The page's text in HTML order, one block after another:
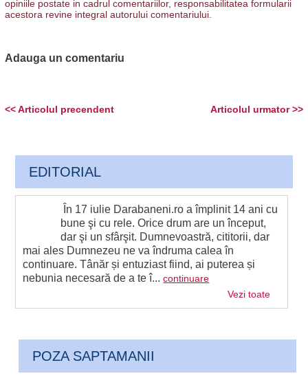
opiniile postate in cadrul comentariilor, responsabilitatea formularii
acestora revine integral autorului comentariului.
Adauga un comentariu
Articolul urmator >>
<< Articolul precendent
EDITORIAL
În 17 iulie Darabaneni.ro a împlinit 14 ani cu
bune şi cu rele. Orice drum are un început,
dar şi un sfârşit. Dumnevoastră, cititorii, dar
mai ales Dumnezeu ne va îndruma calea în
continuare. Tânăr și entuziast fiind, ai puterea și
nebunia necesară de a te î...continuare
Vezi toate
POZA SAPTAMANII